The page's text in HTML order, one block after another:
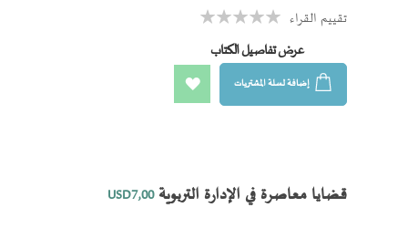
Rating: تقييم القراء
عرض تفاصيل الكتاب
إضافة لسلة المشتريات
قضايا معاصرة في الإدارة التربوية USD7٫00